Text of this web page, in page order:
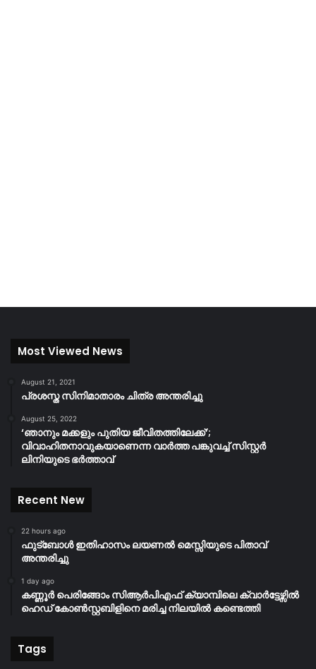
Most Viewed News
August 21, 2021
പ്രശസ്ത സിനിമാതാരം ചിത്ര അന്തരിച്ചു
August 25, 2022
‘ഞാനും മക്കളും പുതിയ ജീവിതത്തിലേക്ക്’;
വിവാഹിതനാവുകയാണെന്ന വാർത്ത പങ്കുവച്ച് സിസ്റ്റർ
ലിനിയുടെ ഭർത്താവ്
Recent New
22 hours ago
ഫുട്ബോൾ ഇതിഹാസം ലയണൽ മെസ്സിയുടെ പിതാവ്
അന്തരിച്ചു
1 day ago
കണ്ണൂർ പെരിങ്ങോം സിആർപിഎഫ് ക്യാമ്പിലെ ക്വാർട്ടേഴ്സിൽ
ഹെഡ് കോൺസ്റ്റബിളിനെ മരിച്ച നിലയിൽ കണ്ടെത്തി
Tags